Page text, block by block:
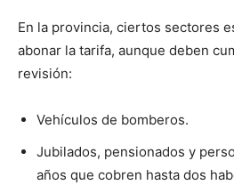
En la provincia, ciertos sectores
abonar la tarifa, aunque deben
revisión:
Vehículos de bomberos.
Jubilados, pensionados y
años que cobren hasta dos